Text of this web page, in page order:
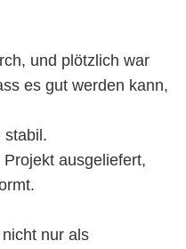
und plötzlich war
es gut werden kann,
stabil.
ausgeliefert,
nur als